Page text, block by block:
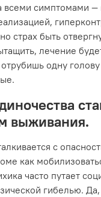
всеми симптомами —
страх быть
лечение
одну
выживания.
с
как
часто путает
гибелью.